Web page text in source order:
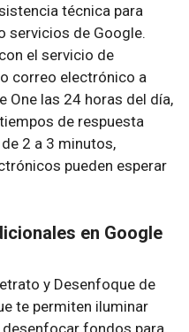
técnica para
servicios de Google.
el servicio de
correo electrónico a
One las 24 horas del día,
de respuesta
2 a 3 minutos,
pueden esperar
en Google
y Desenfoque de
te permiten iluminar